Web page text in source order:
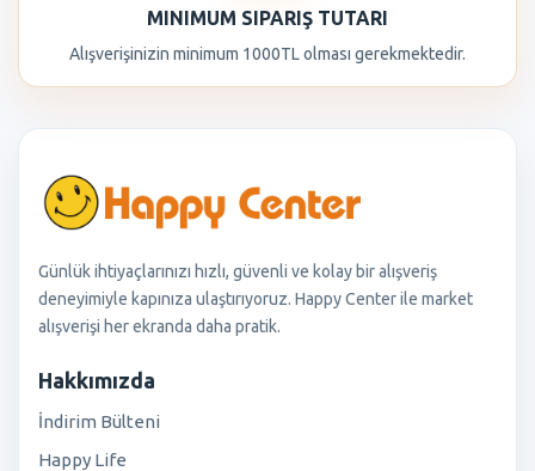
MINIMUM SIPARIŞ TUTARI
Alışverişinizin minimum 1000TL olması gerekmektedir.
Günlük ihtiyaçlarınızı hızlı, güvenli ve kolay bir alışveriş
deneyimiyle kapınıza ulaştırıyoruz. Happy Center ile market
alışverişi her ekranda daha pratik.
Hakkımızda
İndirim Bülteni
Happy Life